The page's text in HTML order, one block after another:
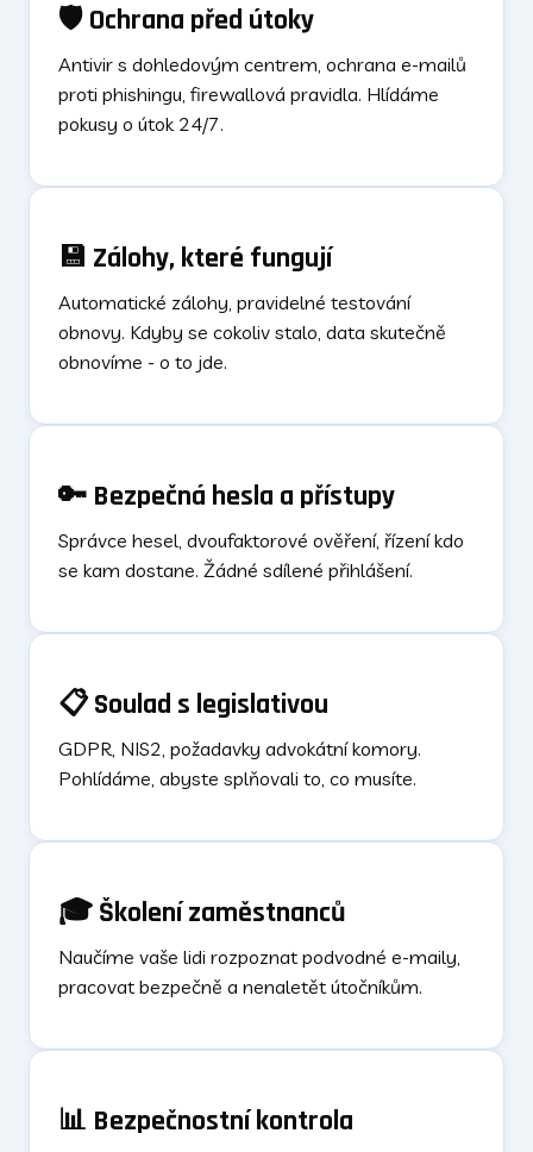
🛡️ Ochrana před útoky
Antivir s dohledovým centrem, ochrana e-mailů
proti phishingu, firewallová pravidla. Hlídáme
pokusy o útok 24/7.
💾 Zálohy, které fungují
Automatické zálohy, pravidelné testování
obnovy. Kdyby se cokoliv stalo, data skutečně
obnovíme - o to jde.
🔑 Bezpečná hesla a přístupy
Správce hesel, dvoufaktorové ověření, řízení kdo
se kam dostane. Žádné sdílené přihlášení.
📋 Soulad s legislativou
GDPR, NIS2, požadavky advokátní komory.
Pohlídáme, abyste splňovali to, co musíte.
🎓 Školení zaměstnanců
Naučíme vaše lidi rozpoznat podvodné e-maily,
pracovat bezpečně a nenaletět útočníkům.
📊 Bezpečnostní kontrola